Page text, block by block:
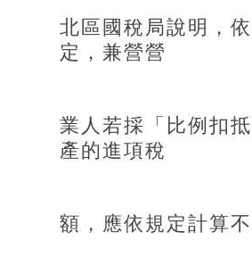
北區國稅局說明，
定，兼營營
業人若採「比例扣
產的進項稅
額，應依規定計算